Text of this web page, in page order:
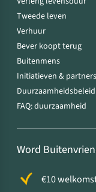
Tweede leven
Verhuur
Bever koopt terug
Buitenmens
Initiatieven & partners
Duurzaamheidsbeleid
FAQ: duurzaamheid
Word
€10